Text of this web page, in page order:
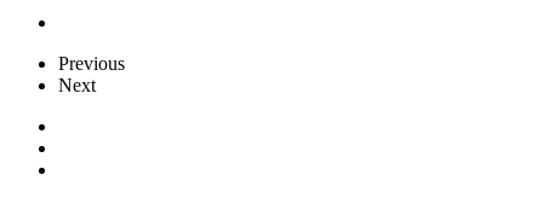
Previous
Next